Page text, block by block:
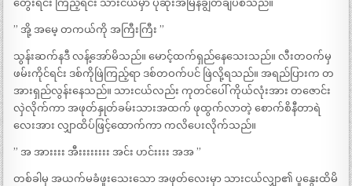
တွေးရင်း ကြည့်ရင်း သားငယ်မှာ ပုဆိုးအမြန်ချွတ်ချပစ်သည်။
” အို့ အမေ့ တကယ်ကို အကြီးကြီး ”
သွန်းဆက်နဒီ လန့်အော်မိသည်။ မောင့်ထက်ရှည်နေသေးသည်။ လီးတဝက်မှ
ဖမ်းကိုင်ရင်း ဒစ်ကိုဖြဲကြည့်ရာ ဒစ်တဝက်ပင် ဖြဲလို့ရသည်။ အရည်ပြားက တ
အားရှည်လွန်းနေသည်။ သားငယ်လည်း ကုတင်ပေါ် ကိုယ်လုံးအား တဇောင်း
လှဲလိုက်ကာ အဖုတ်နှုတ်ခမ်းသားအထက် ဖုထွက်လာတဲ့ စောက်စိနီတာရဲ
လေးအား လျှာထိပ်ဖြင့်ထောက်ကာ ကလိပေးလိုက်သည်။
” အ အားးးး အီးးးးးးးး အင်း ဟင်းးးး အအ ”
တစ်ခါမှ အယက်မခံဖူးသေးသော အဖုတ်လေးမှာ သားငယ်လျှာ၏ ပူနွေးထိမိ